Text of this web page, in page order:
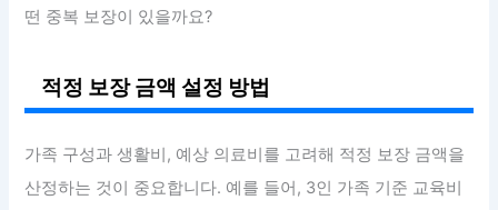
떤 중복 보장이 있을까요?
적정 보장 금액 설정 방법
가족 구성과 생활비, 예상 의료비를 고려해 적정 보장 금액을
산정하는 것이 중요합니다. 예를 들어, 3인 가족 기준 교육비